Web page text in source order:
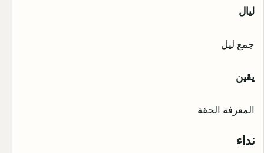
ليال
جمع ليل
يقين
المعرفة الحقة
نداء